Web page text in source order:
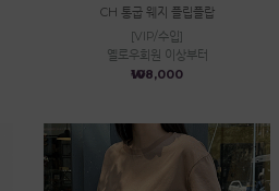
CH 통굽 웨지 플립플랍
[VIP/수입]
옐로우회원 이상부터
₩108,000